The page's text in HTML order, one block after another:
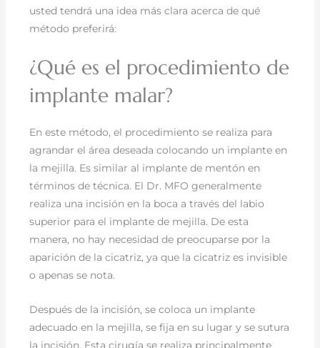
usted tendrá una idea más clara acerca de qué
método preferirá:
¿Qué es el procedimiento de
implante malar?
En este método, el procedimiento se realiza para
agrandar el área deseada colocando un implante en
la mejilla. Es similar al implante de mentón en
términos de técnica. El Dr. MFO generalmente
realiza una incisión en la boca a través del labio
superior para el implante de mejilla. De esta
manera, no hay necesidad de preocuparse por la
aparición de la cicatriz, ya que la cicatriz es invisible
o apenas se nota.
Después de la incisión, se coloca un implante
adecuado en la mejilla, se fija en su lugar y se sutura
la incisión. Esta cirugía se realiza principalmente